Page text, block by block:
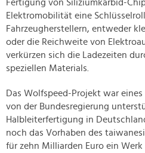
Fertigung von Siliziumkarbid-
Elektromobilität eine
Fahrzeugherstellern, entweder
oder die Reichweite von
verkürzen sich die Ladezeiten
speziellen Materials.
Das Wolfspeed-Projekt war
von der Bundesregierung
Halbleiterfertigung in
noch das Vorhaben des
für zehn Milliarden Euro ein